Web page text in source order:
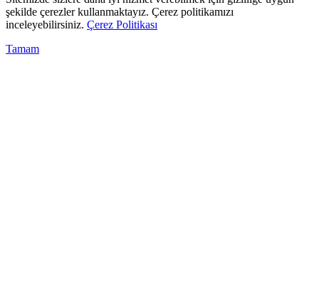
şekilde çerezler kullanmaktayız. Çerez politikamızı
inceleyebilirsiniz. Çerez Politikası
Tamam